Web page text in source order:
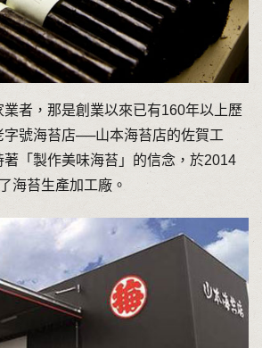
者，那是創業以來已有160年以上歷
字號海苔店──山本海苔店的佐賀工
「製作美味海苔」的信念，於2014
海苔生產加工廠。